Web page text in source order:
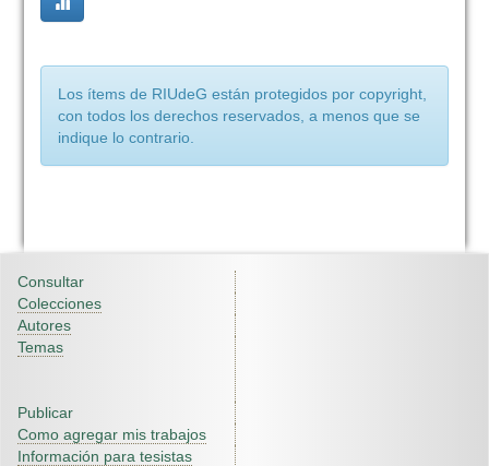
Los ítems de RIUdeG están protegidos por copyright,
con todos los derechos reservados, a menos que se
indique lo contrario.
Consultar
Colecciones
Autores
Temas
Publicar
Como agregar mis trabajos
Información para tesistas